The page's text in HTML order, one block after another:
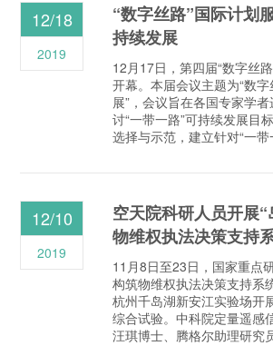
“数字丝路”国际计划
持续发展
12月17日，第四届“数字丝
开幕。本届会议主题为“数
展”，会议旨在各国专家学
讨“一带一路”可持续发展目
选择与示范，建立针对“一
12/18
2019
空天院科研人员开展
物维权执法决策支持
11月8日至23日，国家重点
构筑物维权执法决策支持系
杭州千岛湖新安江实验场开
综合试验。中科院定量遥感
汪琪博士、腾格尔助理研究
12/10
2019